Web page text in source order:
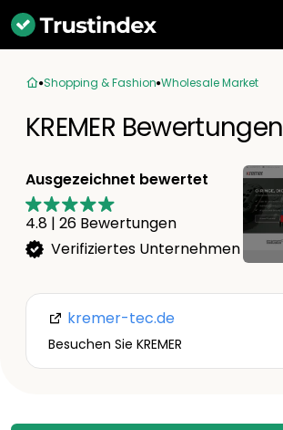
Shopping & Fashion Wholesale Market
KREMER Bewertungen
Ausgezeichnet bewertet
4.8 | 26 Bewertungen
Verifiziertes Unternehmen
kremer-tec.de
Besuchen Sie KREMER